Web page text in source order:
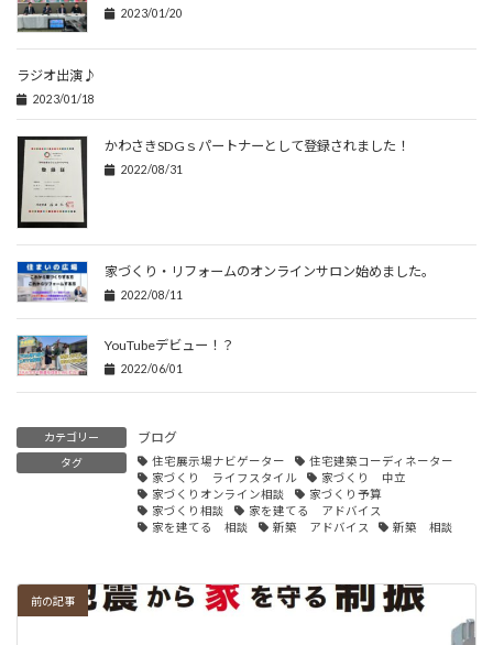
2023/01/20
ラジオ出演♪
2023/01/18
かわさきSDGｓパートナーとして登録されました！
2022/08/31
家づくり・リフォームのオンラインサロン始めました。
2022/08/11
YouTubeデビュー！？
2022/06/01
カテゴリー ブログ
タグ 住宅展示場ナビゲーター
住宅建築コーディネーター
家づくり ライフスタイル
家づくり 中立
家づくりオンライン相談
家づくり予算
家づくり相談
家を建てる アドバイス
家を建てる 相談
新築 アドバイス 新築 相談
前の記事